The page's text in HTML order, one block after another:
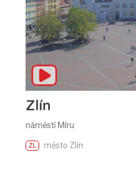
Zlín
náměstí Míru
ZL město Zlín